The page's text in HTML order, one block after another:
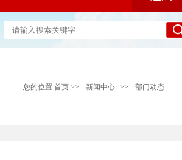
您的位置:首页 >> 新闻中心 >> 部门动态